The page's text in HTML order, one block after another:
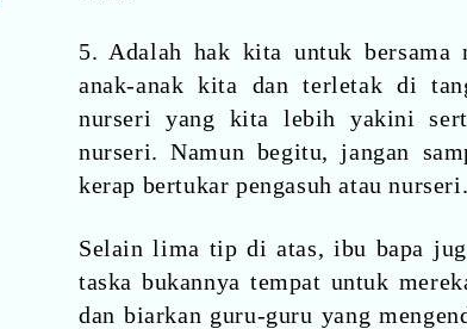
5. Adalah hak kita untuk bersama
anak-anak kita dan terletak di
nurseri yang kita lebih yakini
nurseri. Namun begitu, jangan
kerap bertukar pengasuh atau nurseri.
Selain lima tip di atas, ibu bapa
taska bukannya tempat untuk
dan biarkan guru-guru yang